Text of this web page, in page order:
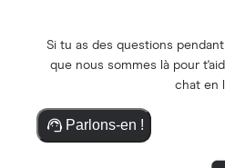
Si tu as des questions
que nous sommes là pour
chat en
Parlons-en !